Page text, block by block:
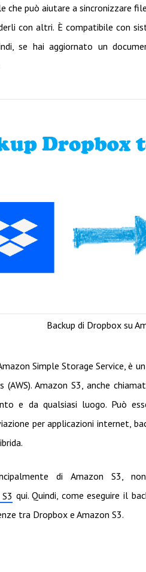
che può aiutare a sincronizzare
con altri. È compatibile con
se hai aggiornato un
Backup di Dropbox su
Simple Storage Service, è
Amazon S3, anche
e da qualsiasi luogo. Può
per applicazioni internet,
di Amazon S3,
qui. Quindi, come eseguire il
tra Dropbox e Amazon S3.